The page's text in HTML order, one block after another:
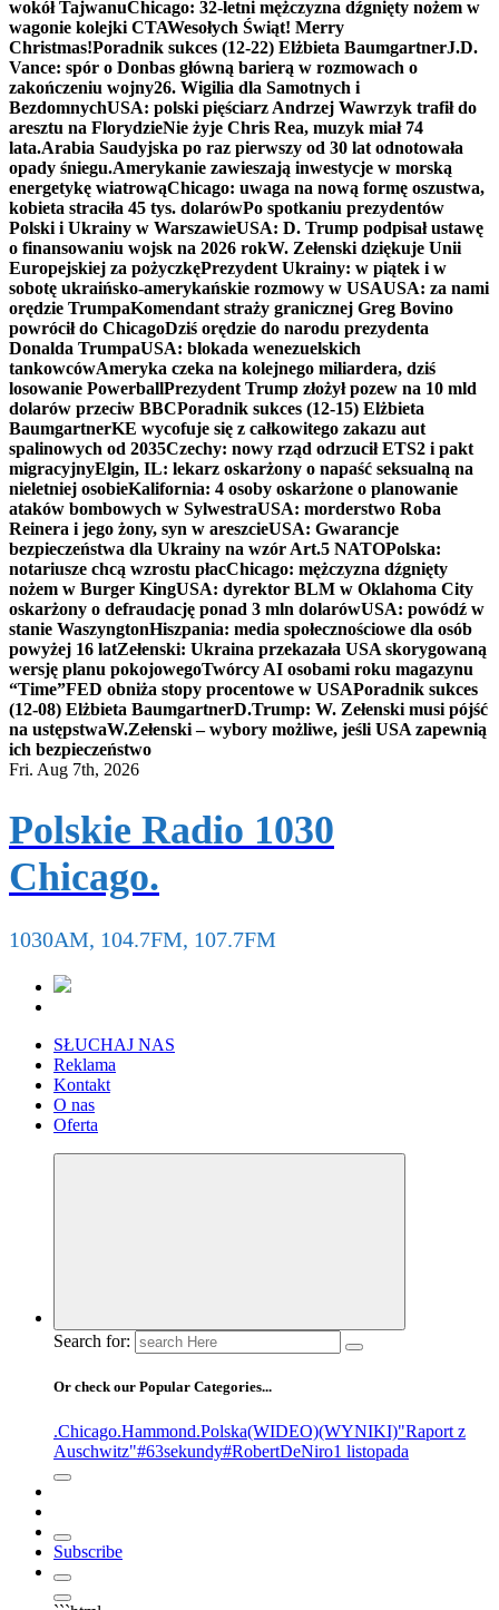
wokół TajwanuChicago: 32-letni mężczyzna dźgnięty nożem w
wagonie kolejki CTAWesołych Świąt! Merry
Christmas!Poradnik sukces (12-22) Elżbieta BaumgartnerJ.D.
Vance: spór o Donbas główną barierą w rozmowach o
zakończeniu wojny26. Wigilia dla Samotnych i
BezdomnychUSA: polski pięściarz Andrzej Wawrzyk trafił do
aresztu na FlorydzieNie żyje Chris Rea, muzyk miał 74
lata.Arabia Saudyjska po raz pierwszy od 30 lat odnotowała
opady śniegu.Amerykanie zawieszają inwestycje w morską
energetykę wiatrowąChicago: uwaga na nową formę oszustwa,
kobieta straciła 45 tys. dolarówPo spotkaniu prezydentów
Polski i Ukrainy w WarszawieUSA: D. Trump podpisał ustawę
o finansowaniu wojsk na 2026 rokW. Zełenski dziękuje Unii
Europejskiej za pożyczkęPrezydent Ukrainy: w piątek i w
sobotę ukraińsko-amerykańskie rozmowy w USAUSA: za nami
orędzie TrumpaKomendant straży granicznej Greg Bovino
powrócił do ChicagoDziś orędzie do narodu prezydenta
Donalda TrumpaUSA: blokada wenezuelskich
tankowcówAmeryka czeka na kolejnego miliardera, dziś
losowanie PowerballPrezydent Trump złożył pozew na 10 mld
dolarów przeciw BBCPoradnik sukces (12-15) Elżbieta
BaumgartnerKE wycofuje się z całkowitego zakazu aut
spalinowych od 2035Czechy: nowy rząd odrzucił ETS2 i pakt
migracyjnyElgin, IL: lekarz oskarżony o napaść seksualną na
nieletniej osobieKalifornia: 4 osoby oskarżone o planowanie
ataków bombowych w SylwestraUSA: morderstwo Roba
Reinera i jego żony, syn w areszcieUSA: Gwarancje
bezpieczeństwa dla Ukrainy na wzór Art.5 NATOPolska:
notariusze chcą wzrostu płacChicago: mężczyzna dźgnięty
nożem w Burger KingUSA: dyrektor BLM w Oklahoma City
oskarżony o defraudację ponad 3 mln dolarówUSA: powódź w
stanie WaszyngtonHiszpania: media społecznościowe dla osób
powyżej 16 latZełenski: Ukraina przekazała USA skorygowaną
wersję planu pokojowegoTwórcy AI osobami roku magazynu
“Time”FED obniża stopy procentowe w USAPoradnik sukces
(12-08) Elżbieta BaumgartnerD.Trump: W. Zełenski musi pójść
na ustępstwaW.Zełenski – wybory możliwe, jeśli USA zapewnią
ich bezpieczeństwo
Fri. Aug 7th, 2026
Polskie Radio 1030
Chicago.
1030AM, 104.7FM, 107.7FM
SŁUCHAJ NAS
Reklama
Kontakt
O nas
Oferta
Search for:
Or check our Popular Categories...
.Chicago.Hammond.Polska(WIDEO)(WYNIKI)"Raport z
Auschwitz"#63sekundy#RobertDeNiro1 listopada
Subscribe